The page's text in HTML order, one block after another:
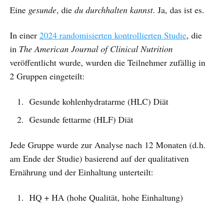
Eine gesunde, die du durchhalten kannst. Ja, das ist es.
In einer 2024 randomisierten kontrollierten Studie, die
in The American Journal of Clinical Nutrition
veröffentlicht wurde, wurden die Teilnehmer zufällig in
2 Gruppen eingeteilt:
Gesunde kohlenhydratarme (HLC) Diät
Gesunde fettarme (HLF) Diät
Jede Gruppe wurde zur Analyse nach 12 Monaten (d.h.
am Ende der Studie) basierend auf der qualitativen
Ernährung und der Einhaltung unterteilt:
HQ + HA (hohe Qualität, hohe Einhaltung)